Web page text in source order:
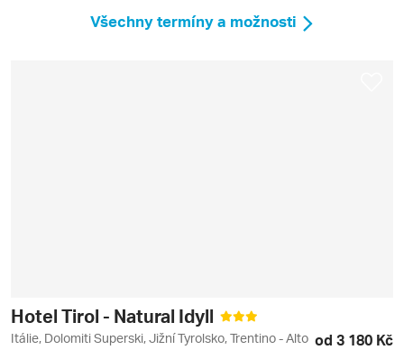
Všechny termíny a možnosti
Hotel Tirol - Natural Idyll
Itálie, Dolomiti Superski, Jižní Tyrolsko, Trentino - Alto od 3 180 Kč